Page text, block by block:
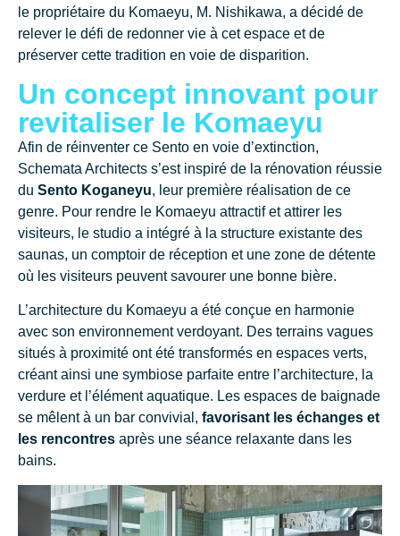
le propriétaire du Komaeyu, M. Nishikawa, a décidé de
relever le défi de redonner vie à cet espace et de
préserver cette tradition en voie de disparition.
Un concept innovant pour
revitaliser le Komaeyu​
Afin de réinventer ce Sento en voie d’extinction,
Schemata Architects s’est inspiré de la rénovation réussie
du Sento Koganeyu, leur première réalisation de ce
genre. Pour rendre le Komaeyu attractif et attirer les
visiteurs, le studio a intégré à la structure existante des
saunas, un comptoir de réception et une zone de détente
où les visiteurs peuvent savourer une bonne bière.
L’architecture du Komaeyu a été conçue en harmonie
avec son environnement verdoyant. Des terrains vagues
situés à proximité ont été transformés en espaces verts,
créant ainsi une symbiose parfaite entre l’architecture, la
verdure et l’élément aquatique. Les espaces de baignade
se mêlent à un bar convivial, favorisant les échanges et
les rencontres après une séance relaxante dans les
bains.